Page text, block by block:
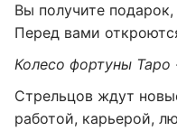
Вы получите
Перед вами
Колесо фортуны Таро
Стрельцов ждут
работой, карьерой,